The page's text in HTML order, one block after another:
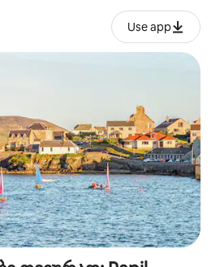
Use app